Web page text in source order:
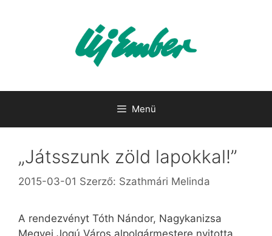
Menü
„Játsszunk zöld lapokkal!”
2015-03-01 Szerző: Szathmári Melinda
A rendezvényt Tóth Nándor, Nagykanizsa